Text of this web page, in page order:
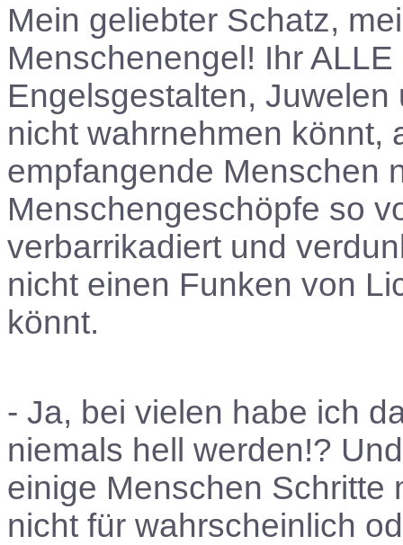
Mein geliebter Schatz,
Menschenengel! Ihr
Engelsgestalten,
nicht wahrnehmen könnt,
empfangende Menschen
Menschengeschöpfe so
verbarrikadiert und
nicht einen Funken von
könnt.
- Ja, bei vielen habe ich
niemals hell werden!?
einige Menschen Schritte
nicht für wahrscheinlich